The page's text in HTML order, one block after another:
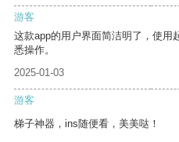
游客
这款app的用户界面简洁明了，使用
悉操作。
2025-01-03
游客
梯子神器，ins随便看，美美哒！